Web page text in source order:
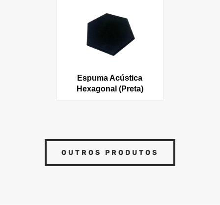
Espuma Acústica
Hexagonal (Preta)
OUTROS PRODUTOS